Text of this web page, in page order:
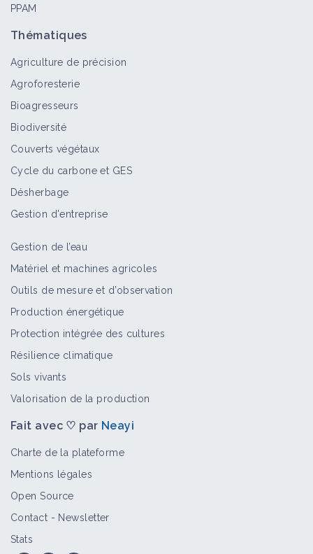
PPAM
Thématiques
Agriculture de précision
Agroforesterie
Bioagresseurs
Biodiversité
Couverts végétaux
Cycle du carbone et GES
Désherbage
Gestion d'entreprise
Gestion de l’eau
Matériel et machines agricoles
Outils de mesure et d’observation
Production énergétique
Protection intégrée des cultures
Résilience climatique
Sols vivants
Valorisation de la production
Fait avec ♡ par Neayi
Charte de la plateforme
Mentions légales
Open Source
Contact - Newsletter
Stats